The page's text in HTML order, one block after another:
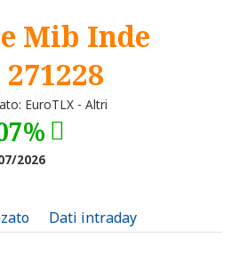
Mib Inde
EuroTLX - Altri
2026
Dati intraday